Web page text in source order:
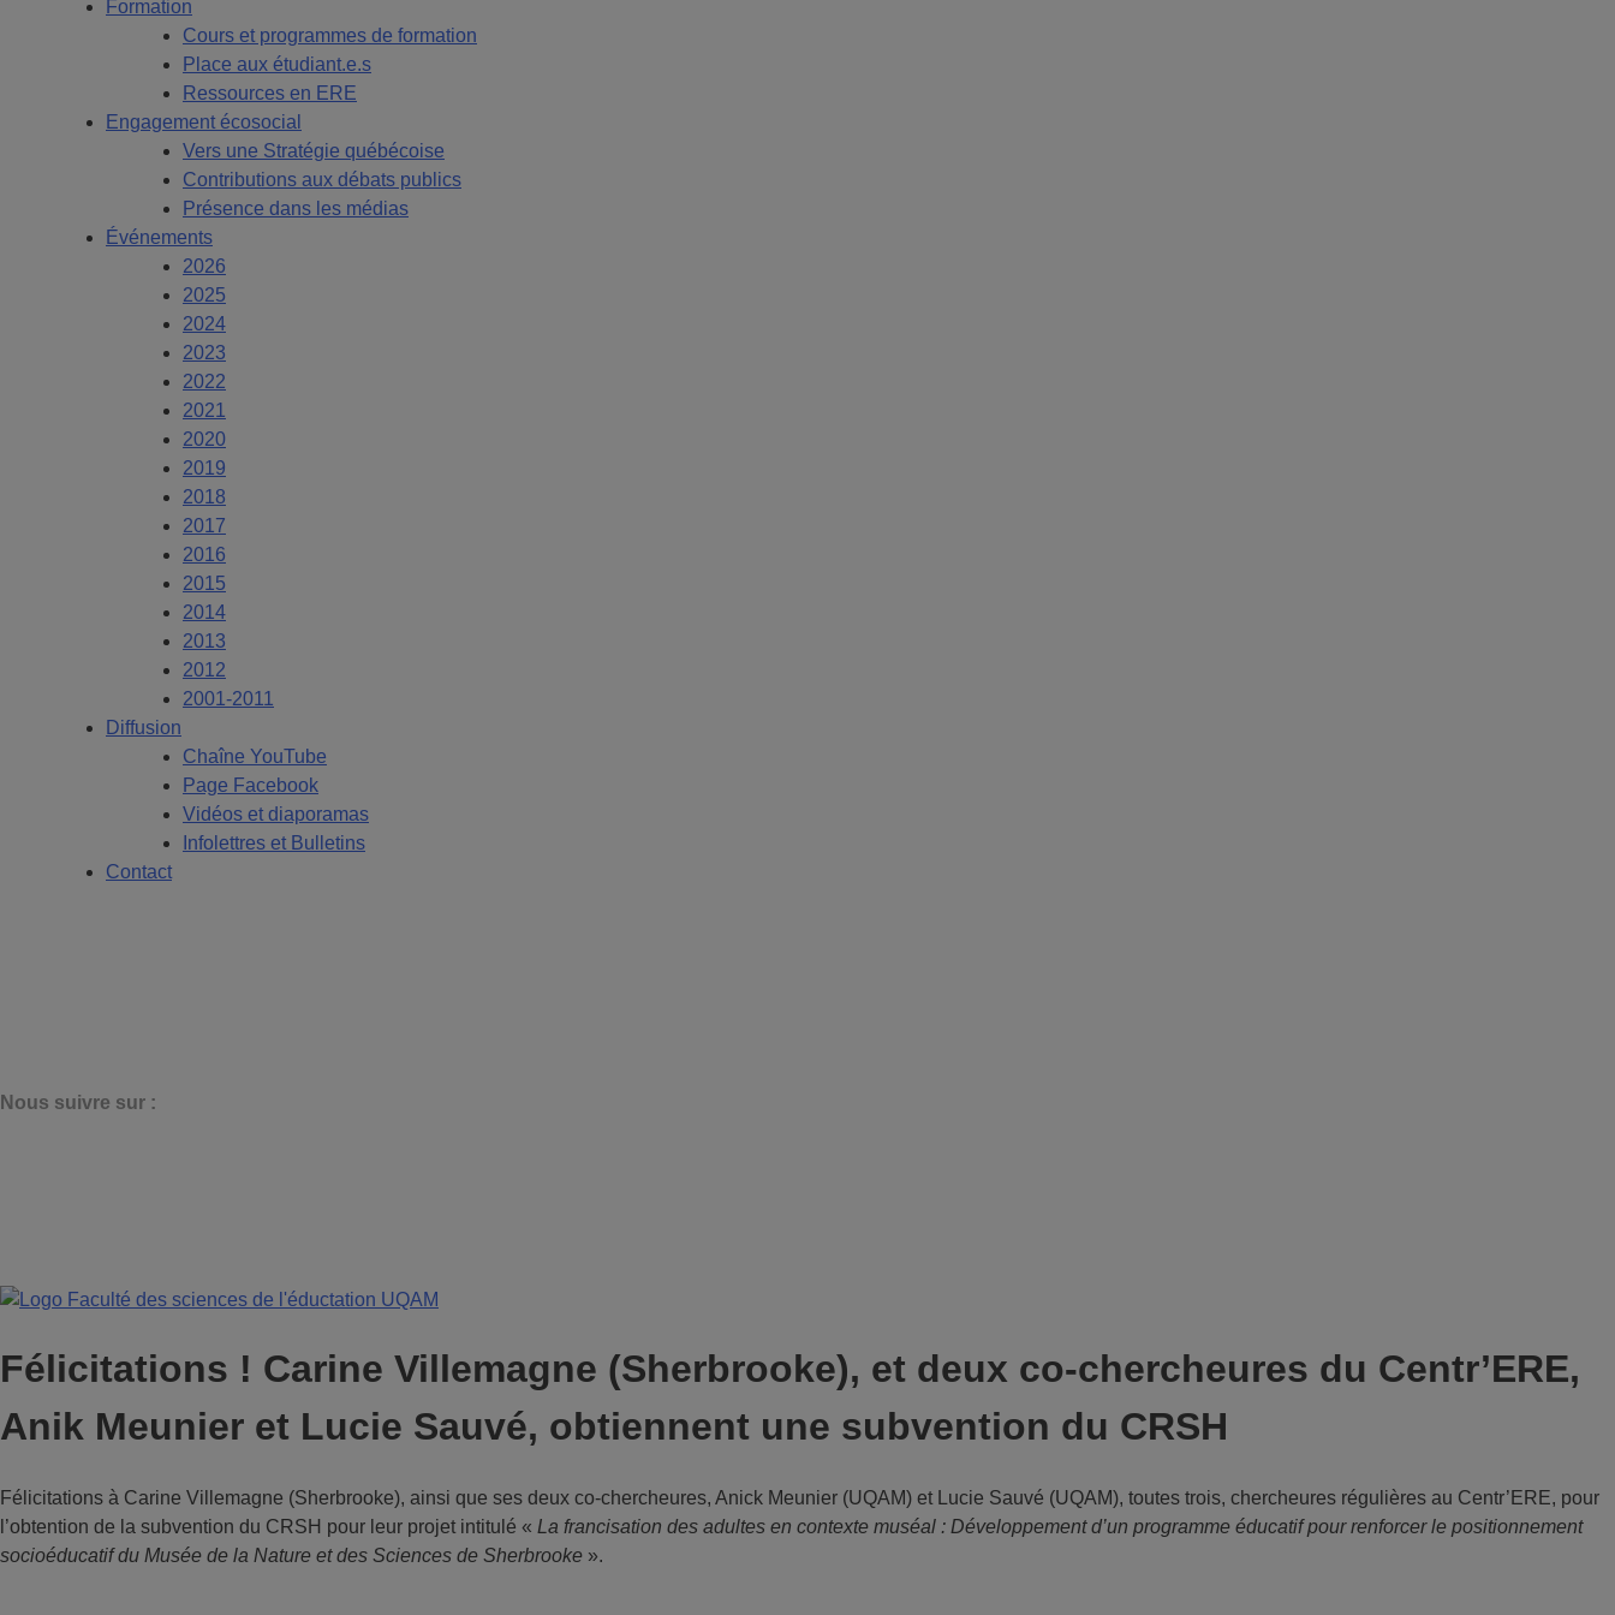
Formation
Cours et programmes de formation
Place aux étudiant.e.s
Ressources en ERE
Engagement écosocial
Vers une Stratégie québécoise
Contributions aux débats publics
Présence dans les médias
Événements
2026
2025
2024
2023
2022
2021
2020
2019
2018
2017
2016
2015
2014
2013
2012
2001-2011
Diffusion
Chaîne YouTube
Page Facebook
Vidéos et diaporamas
Infolettres et Bulletins
Contact
N ous suivre sur :
Félicitations ! Carine Villemagne (Sherbrooke), et deux co-chercheures du Centr’ERE,
Anik Meunier et Lucie Sauvé, obtiennent une subvention du CRSH
Félicitations à Carine Villemagne (Sherbrooke), ainsi que ses deux co-chercheures, Anick Meunier (UQAM) et Lucie Sauvé (UQAM), toutes trois, chercheures régulières au Centr’ERE, pour
l’obtention de la subvention du CRSH pour leur projet intitulé « La francisation des adultes en contexte muséal : Développement d’un programme éducatif pour renforcer le positionnement
socioéducatif du Musée de la Nature et des Sciences de Sherbrooke ».